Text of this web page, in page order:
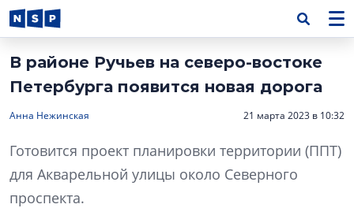
В районе Ручьев на северо-востоке
Петербурга появится новая дорога
Анна Нежинская 21 марта 2023 в 10:32
Готовится проект планировки территории (ППТ)
для Акварельной улицы около Северного
проспекта.